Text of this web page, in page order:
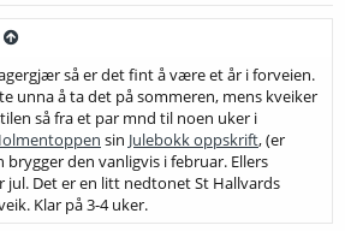
så er det fint å være et år i forveien.
unna å ta det på sommeren, mens kveiker
så fra et par mnd til noen uker i
sin Julebokk oppskrift, (er
den vanligvis i februar. Ellers
jul. Det er en litt nedtonet St Hallvards
Klar på 3-4 uker.